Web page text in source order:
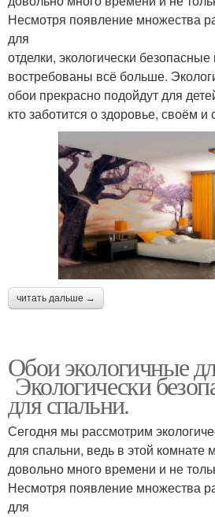
Несмотря появление множества
для
отделки, экологически
востребованы всё больше.
обои прекрасно подойдут для
кто заботится о здоровье, своём и
читать дальше →
Обои экологичные
Экологически
для спальни.
Сегодня мы рассмотрим
для спальни, ведь в этой комнате
довольно много времени и не
Несмотря появление множества
для